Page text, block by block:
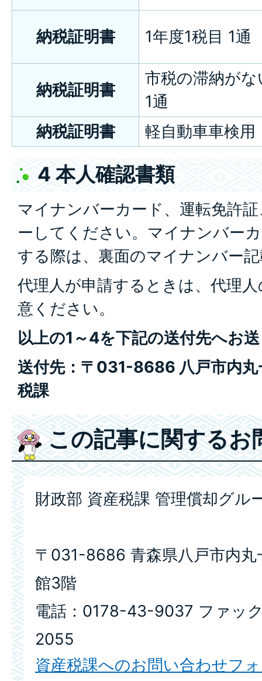
納税証明書 1年度1税目 1通
納税証明書
市税の滞納が
1通
納税証明書
軽自動車車検用
4 本人確認書類
マイナンバーカード、運転免許
ーしてください。マイナンバー
する際は、裏面のマイナンバー
代理人が申請するときは、代理
意ください。
以上の1～4を下記の送付先へお
送付先：〒031-8686 八戸市内丸
税課
この記事に関するお
財政部 資産税課 管理償却グル
〒031-8686 青森県八戸市内丸
館3階
電話：0178-43-9037 ファッ
2055
資産税課へのお問い合わせフ